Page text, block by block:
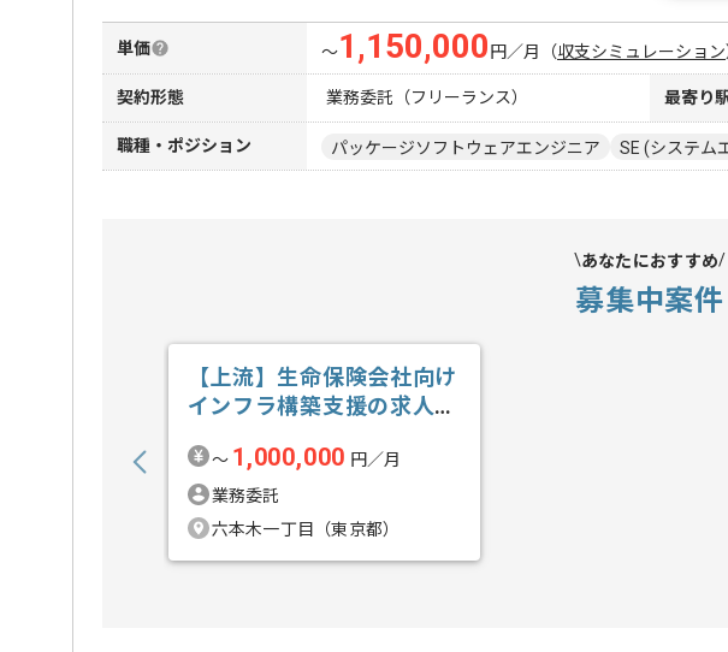
単価 〜1,150,000 円／月 （収支シミュレーション
契約形態 業務委託（フリーランス） 最寄り
職種・ポジション パッケージソフトウェアエンジニア SE (システム
あなたにおすすめ
募集中案件
【上流】生命保険会社向け
インフラ構築支援の求人・
〜 1,000,000 円／月
業務委託
六本木一丁目（東京都）